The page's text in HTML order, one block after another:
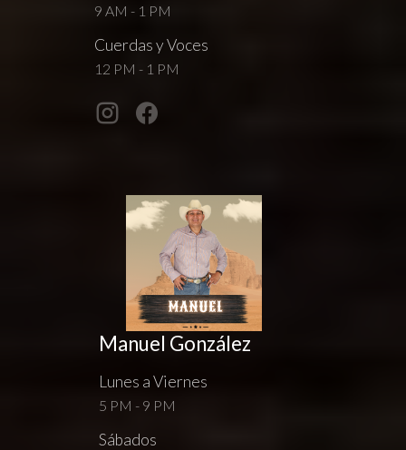
9 AM - 1 PM
Cuerdas y Voces
12 PM - 1 PM
Manuel González
Lunes a Viernes
5 PM - 9 PM
Sábados